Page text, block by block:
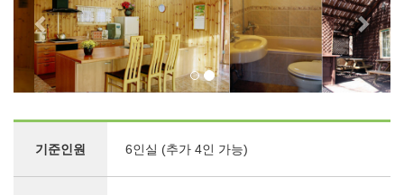
기준인원 6인실 (추가 4인 가능)